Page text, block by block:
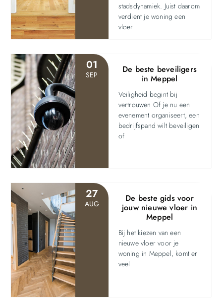
stadsdynamiek. Juist daarom
verdient je woning een
vloer
01
SEP
De beste beveiligers
in Meppel
Veiligheid begint bij
vertrouwen Of je nu een
evenement organiseert, een
bedrijfspand wilt beveiligen
of
27
AUG
De beste gids voor
jouw nieuwe vloer in
Meppel
Bij het kiezen van een
nieuwe vloer voor je
woning in Meppel, komt er
veel